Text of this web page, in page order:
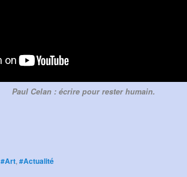
Paul Celan : écrire pour rester humain.
#Art, #Actualité